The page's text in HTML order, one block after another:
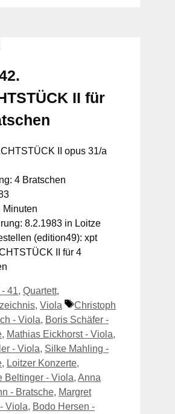
II für
II opus 31/a
4 Bratschen
Minuten
8.2.1983 in Loitze
(edition49): xpt
II für 4
41, Quartett,
, Viola Schlagwörter
Christoph
- Viola, Boris Schäfer -
, Mathias Eickhorst - Viola,
- Viola, Silke Mahling -
, Loitzer Konzerte,
Beltinger - Viola, Anna
- Bratsche, Margret
Viola, Bodo Hersen -